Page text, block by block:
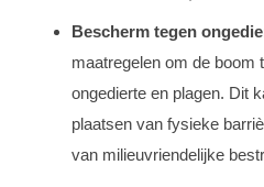
Bescherm tegen
maatregelen om de boom
ongedierte en plagen. Dit
plaatsen van fysieke
van milieuvriendelijke